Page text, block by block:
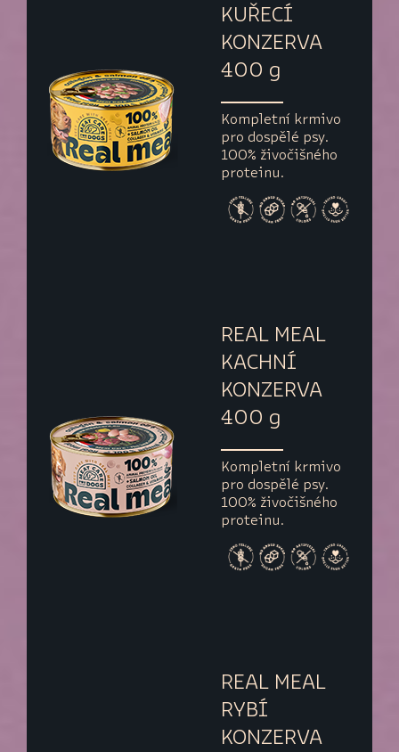
KUŘECÍ
KONZERVA
400 g
Kompletní krmivo
pro dospělé psy.
100% živočišného
proteinu.
REAL MEAL
KACHNÍ
KONZERVA
400 g
Kompletní krmivo
pro dospělé psy.
100% živočišného
proteinu.
REAL MEAL
RYBÍ
KONZERVA